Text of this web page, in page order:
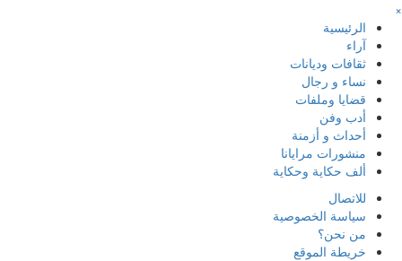
×
الرئيسية
آراء
ثقافات وديانات
نساء و رجال
قضايا وملفات
أدب وفن
أحداث و أزمنة
منشورات مرايانا
ألف حكاية وحكاية
للاتصال
سياسة الخصوصية
من نحن؟
خريطة الموقع